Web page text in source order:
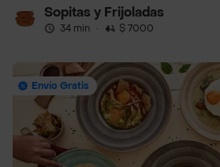
Sopitas y Frijoladas
34 min · $ 7000
Envío Gratis